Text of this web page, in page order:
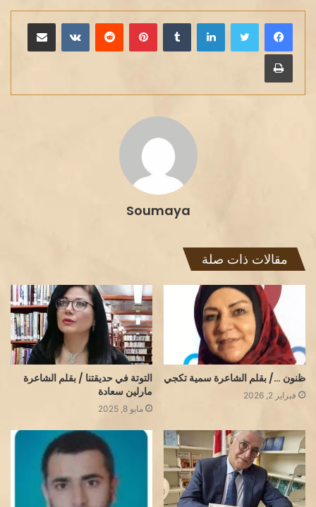
لينكدإن بينتيريست مشاركة عبر البريد
طباعة
Soumaya
مقالات ذات صلة
ظنون …/ بقلم الشاعرة سمية تكجي
فبراير 2, 2026
التوتة في حديقتنا / بقلم الشاعرة
مارلين سعادة
مايو 8, 2025